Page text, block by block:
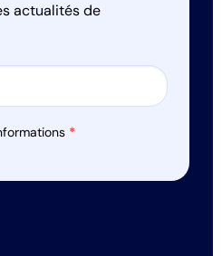
actualités de
*